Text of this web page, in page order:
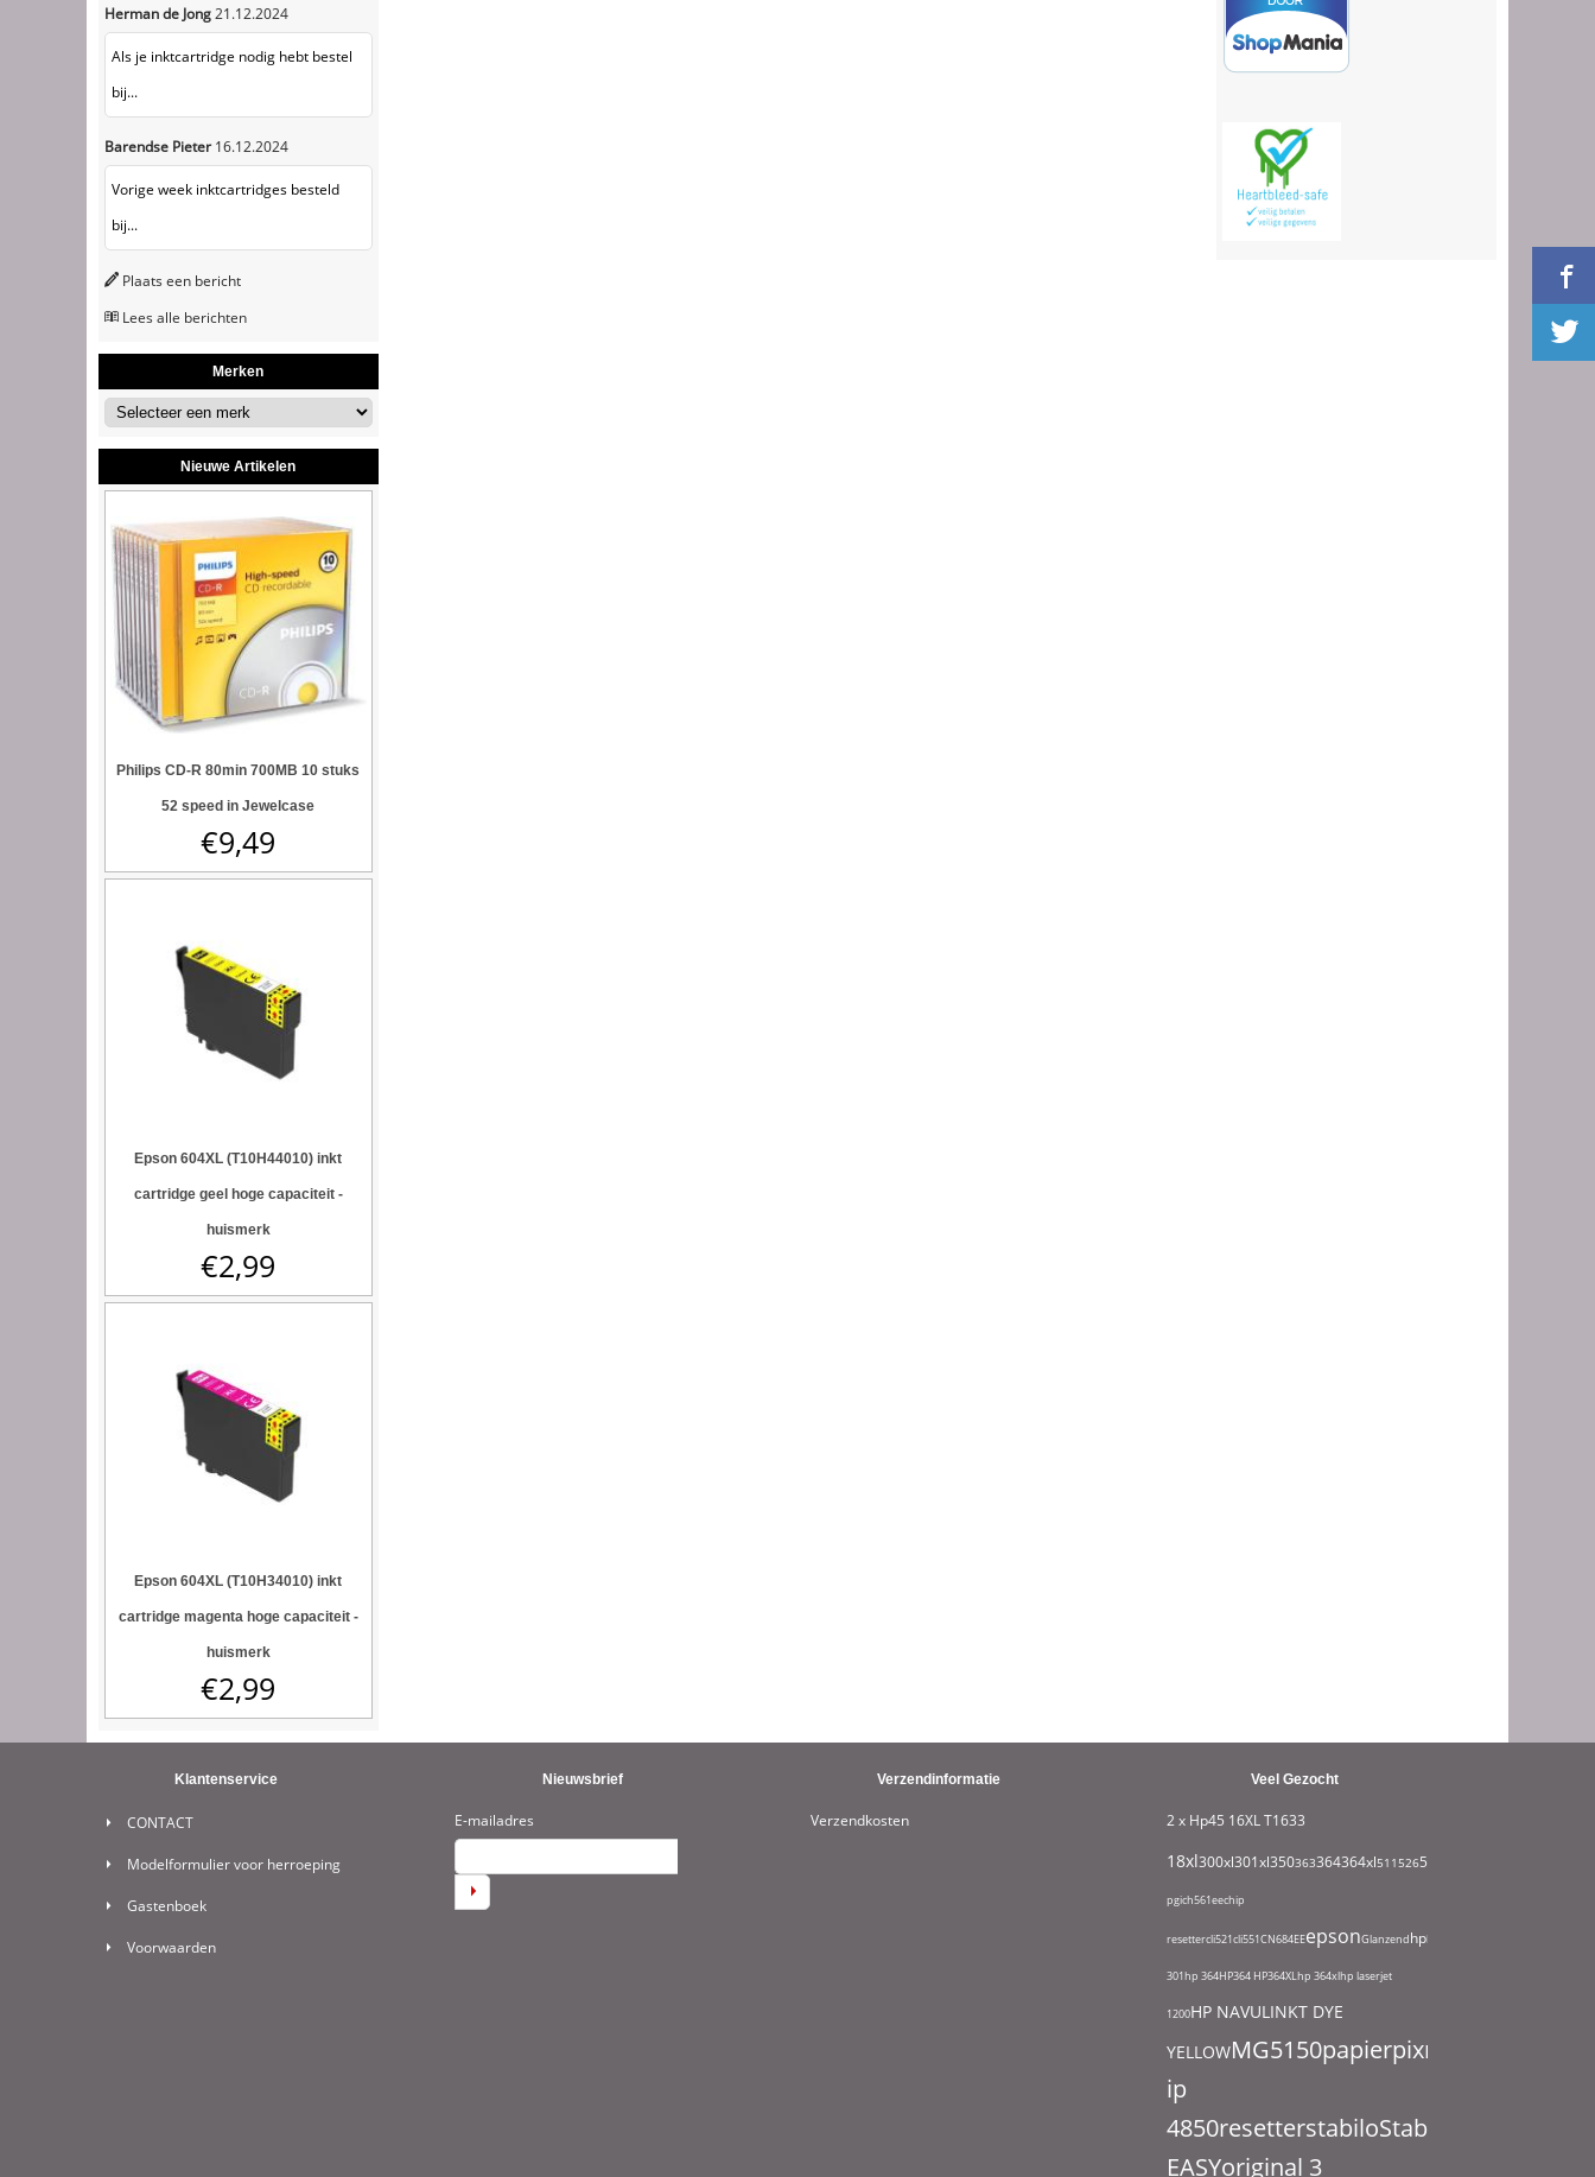
Herman de Jong21.12.2024
Als je inktcartridge nodig hebt bestel
bij...
Barendse Pieter 16.12.2024
Vorige week inktcartridges besteld
bij...
Plaats een bericht
Lees alle berichten
Merken
Nieuwe Artikelen
Philips CD-R 80min 700MB 10 stuks
52 speed in Jewelcase
€9,49
Epson 604XL (T10H44010) inkt
cartridge geel hoge capaciteit -
huismerk
€2,99
Epson 604XL (T10H34010) inkt
cartridge magenta hoge capaciteit -
huismerk
€2,99
Klantenservice
CONTACT
Modelformulier voor herroeping
Gastenboek
Voorwaarden
Nieuwsbrief
E-mailadres
Verzendinformatie
Verzendkosten
Veel Gezocht
2 x Hp45 16XL T1633
18xl300xl301xl350363364364xl511526550
pgich561eechip
resettercli521cli551CN684EEepsonGlanzendhphp
301hp 364HP364 HP364XLhp 364xlhp laserjet
1200HP NAVULINKT DYE
YELLOWMG5150papierpixma
ip
4850resetterstabiloStabilo
EASYoriginal 3